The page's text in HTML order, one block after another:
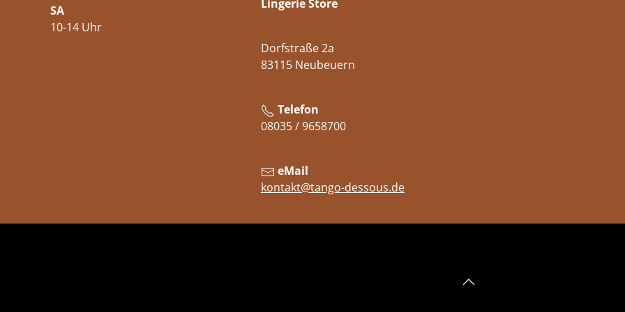
SA
10-14 Uhr
Lingerie Store
Dorfstraße 2a
83115 Neubeuern
Telefon
08035 / 9658700
eMail
kontakt@tango-dessous.de